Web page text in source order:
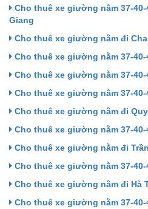
Cho thuê xe giường nằm 37-
Giang
Cho thuê xe giường nằm đi
Cho thuê xe giường nằm 37-
Cho thuê xe giường nằm 37-
Cho thuê xe giường nằm 37-
Cho thuê xe giường nằm đi
Cho thuê xe giường nằm 37-
Cho thuê xe giường nằm đi
Cho thuê xe giường nằm 37-
Cho thuê xe giường nằm đi Hà
Cho thuê xe giường nằm 37-